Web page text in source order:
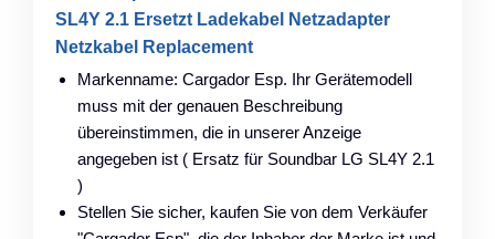
SL4Y 2.1 Ersetzt Ladekabel Netzadapter
Netzkabel Replacement
Markenname: Cargador Esp. Ihr Gerätemodell
muss mit der genauen Beschreibung
übereinstimmen, die in unserer Anzeige
angegeben ist ( Ersatz für Soundbar LG SL4Y 2.1
)
Stellen Sie sicher, kaufen Sie von dem Verkäufer